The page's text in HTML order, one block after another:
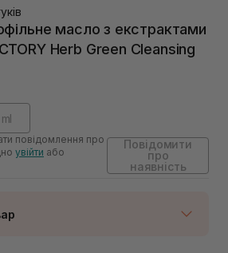
масло з екстрактами
Herb Green Cleansing
повідомлення про
увійти або
Повідомити
про
наявність